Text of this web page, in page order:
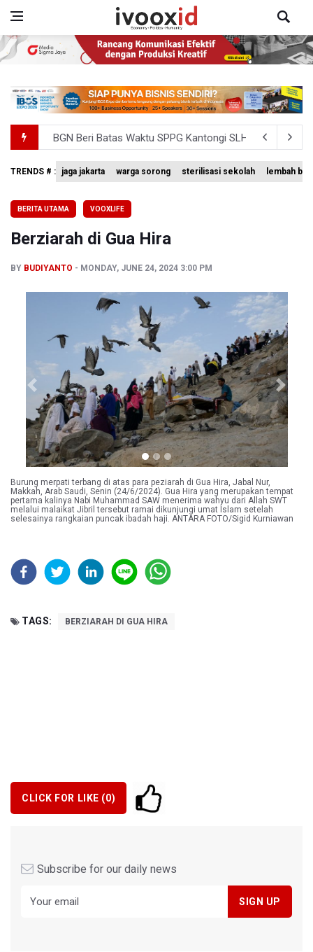
BGN Beri Batas Waktu SPPG Kantongi SLHS Paling
Febrie Adriansyah Dicecar Puluhan Pertanyaan Saat
Anggota DPR Desak Polisi Usut Tuntas Temuan
Amnesty International Kecam Penangkapan Dua
TRENDS # : jaga jakarta warga sorong sterilisasi sekolah lembah
BERITA UTAMA VOOXLIFE
Berziarah di Gua Hira
BY BUDIYANTO MONDAY, JUNE 24, 2024 3:00 PM
Previous Next
Burung merpati terbang di atas para peziarah di Gua Hira, Jabal Nur,
Makkah, Arab Saudi, Senin (24/6/2024). Gua Hira yang merupakan tempat
pertama kalinya Nabi Muhammad SAW menerima wahyu dari Allah SWT
melalui malaikat Jibril tersebut ramai dikunjungi umat Islam setelah
selesainya rangkaian puncak ibadah haji. ANTARA FOTO/Sigid Kurniawan
TAGS: BERZIARAH DI GUA HIRA
CLICK FOR LIKE (0)
Subscribe for our daily news